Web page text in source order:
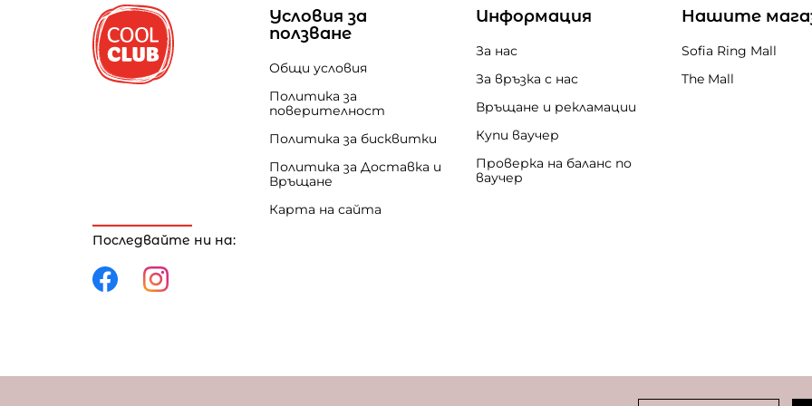
Последвайте ни на:
Условия за
ползване
Общи условия
Политика за
поверителност
Политика за бисквитки
Политика за Доставка и
Връщане
Карта на сайта
Информация
За нас
За връзка с нас
Връщане и рекламации
Купи ваучер
Проверка на баланс по
ваучер
Нашите
Sofia Ring Mall
The Mall